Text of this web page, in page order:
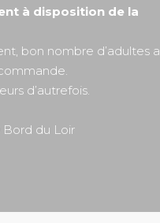
à disposition de la
bon nombre d’adultes a
d’autrefois.
Bord du Loir